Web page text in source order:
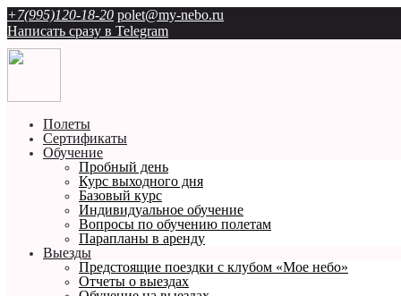
+7(995)120-18-20 polet@my-nebo.ru
Написать сразу в Telegram
Полеты
Сертификаты
Обучение
Пробный день
Курс выходного дня
Базовый курс
Индивидуальное обучение
Вопросы по обучению полетам
Парапланы в аренду
Выезды
Предстоящие поездки с клубом «Мое небо»
Отчеты о выездах